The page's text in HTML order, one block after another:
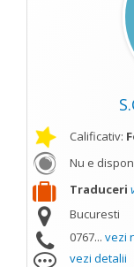
Calificativ:
Nu e
Traduceri
Bucuresti
0767... vezi
vezi detalii